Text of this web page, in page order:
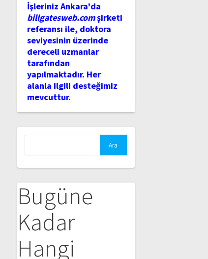
İşleriniz Ankara'da
billgatesweb.comşirketi
referansı ile, doktora
seviyesinin üzerinde
dereceli uzmanlar
tarafından
yapılmaktadır. Her
alanla ilgili desteğimiz
mevcuttur.
Bugüne
Kadar
Hangi